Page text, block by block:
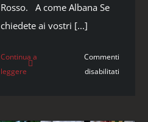
Rosso. A come Albana Se
chiedete ai vostri [...]
Continua a
leggere
Commenti
disabilitatisu